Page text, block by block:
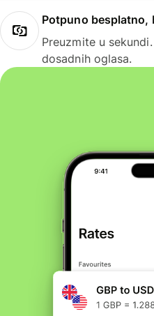
Potpuno besplatno,
Preuzmite u
dosadnih oglasa.